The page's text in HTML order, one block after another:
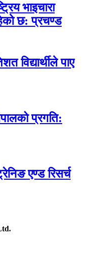
भाइचारा
छ: प्रचण्ड
विद्यार्थीले पाए
प्रगति:
एण्ड रिसर्च